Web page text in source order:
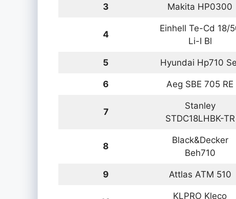
3 Makita HP0300
4
Einhell Te-Cd 18/
Li-I Bl
5 Hyundai Hp710
6 Aeg SBE 705 RE
7
Stanley
STDC18LHBK-TR
8
Black&Decker
Beh710
9 Attlas ATM 510
KLPRO Kleco